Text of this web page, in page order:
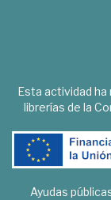
Esta actividad ha
librerías de la
Ayudas